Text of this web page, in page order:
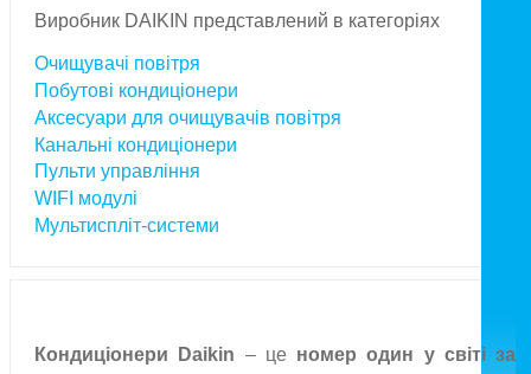
Кондиціонери Daikin – це номер один у світі за
Виробник DAIKIN представлений в категоріях
Очищувачі повітря
Побутові кондиціонери
Аксесуари для очищувачів повітря
Канальні кондиціонери
Пульти управління
WIFI модулі
Мультиспліт-системи